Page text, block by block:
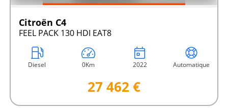
Citroën C4
FEEL PACK 130 HDI EAT8
Diesel 0Km 2022 Automatique
27 462 €